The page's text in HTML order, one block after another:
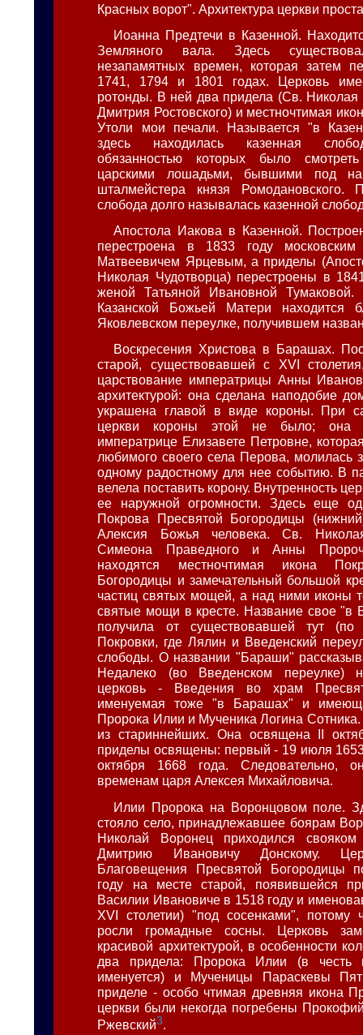
Красных ворот". Архитектура церкви
Иоанна Предтечи в Казенной.
Земляного вала. Здесь
незапамятных времен, которая затем
1741, 1794 и 1801 годах. Церковь
ротонды. В ней два придела (Св. Николая
Дмитрия Ростовского) и местночтимая
Утоли мои печали. Называется "в
здесь находилась казенная
обязанностью которых было
царскими лошадьми, бывшими под
шталмейстера князя
слобода долго называлась казенной
Апостола Иакова в Казенной.
перестроена в 1833 году
Матвеевичем Ярцевым, а приделы
Николая Чудотворца) перестроены в
женой Татьяной Ивановной
Казанской Божьей Матери находится
Яковлевском переулке, получившем
Воскресения Христова в Барашах.
старой, существовавшей с XVI
царствование императрицы Анны
архитектурой: она сделана наподобие
украшена главой в виде короны. При
церкви короны этой не было; она
императрице Елизавете Петровне,
любимого своего села Перова, молилась
одному радостному для нее событию. В
велела поставить корону. Внутренность
ее наружной огромности. Здесь еще
Покрова Пресвятой Богородицы
Алексия Божья человека. Св.
Симеона Праведного и Анны
находятся местночтимая икона
Богородицы и замечательный большой
частиц святых мощей, а над ними иконы
святые мощи в кресте. Название свое "в
получила от существовавшей тут (по
Покровки, где Лялин и Введенский
слободы. О названии "Бараши"
Недалеко (во Введенском переулке)
церковь - Введения во храм
именуемая тоже "в Барашах" и
Пророка Илии и Мученика Логина
из стариннейших. Она освящена II
приделы освящены: первый - 19 июля
октября 1668 года. Следовательно,
временам царя Алексея Михайловича.
Илии Пророка на Воронцовом поле.
стояло село, принадлежавшее боярам
Николай Воронец приходился
Дмитрию Ивановичу Донскому.
Благовещения Пресвятой Богородицы
году на месте старой, появившейся
Василии Ивановиче в 1518 году и
XVI столетии) "под сосенками", потому
росли громадные сосны. Церковь
красивой архитектурой, в особенности
два придела: Пророка Илии (в честь
именуется) и Мученицы Параскевы
приделе - особо чтимая древняя икона
церкви были некогда погребены
Ржевский3